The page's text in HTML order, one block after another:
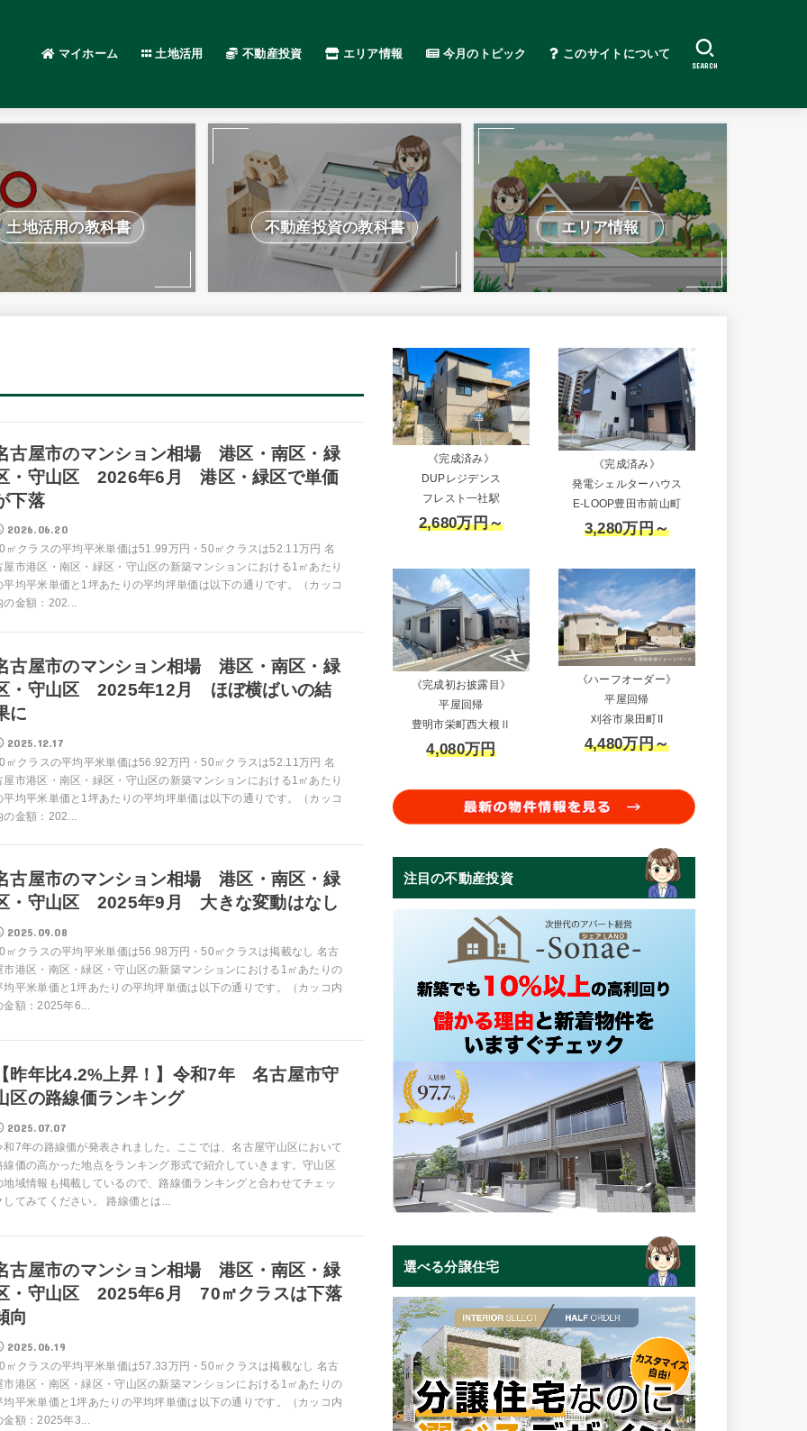
マイホーム 土地活用 不動産投資 エリア情報 今月のトピック このサイトについて
SEARCH
土地活用の教科書 不動産投資の教科書 エリア情報
古屋市のマンション相場 港区・南区・緑
・守山区 2026年6月 港区・緑区で単価
下落
2026.06.20
㎡クラスの平均平米単価は51.99万円・50㎡クラスは52.11万円 名
屋市港区・南区・緑区・守山区の新築マンションにおける1㎡あたり
平均平米単価と1坪あたりの平均坪単価は以下の通りです。（カッコ
の金額：202...
古屋市のマンション相場 港区・南区・緑
・守山区 2025年12月 ほぼ横ばいの結
に
2025.12.17
㎡クラスの平均平米単価は56.92万円・50㎡クラスは52.11万円 名
屋市港区・南区・緑区・守山区の新築マンションにおける1㎡あたり
平均平米単価と1坪あたりの平均坪単価は以下の通りです。（カッコ
の金額：202...
古屋市のマンション相場 港区・南区・緑
・守山区 2025年9月 大きな変動はなし
2025.09.08
㎡クラスの平均平米単価は56.98万円・50㎡クラスは掲載なし 名古
市港区・南区・緑区・守山区の新築マンションにおける1㎡あたりの
均平米単価と1坪あたりの平均坪単価は以下の通りです。（カッコ内
金額：2025年6...
昨年比4.2%上昇！】令和7年 名古屋市守
区の路線価ランキング
2025.07.07
和7年の路線価が発表されました。ここでは、名古屋守山区において
線価の高かった地点をランキング形式で紹介していきます。守山区
地域情報も掲載しているので、路線価ランキングと合わせてチェッ
してみてください。 路線価とは...
古屋市のマンション相場 港区・南区・緑
・守山区 2025年6月 70㎡クラスは下落
向
2025.06.19
㎡クラスの平均平米単価は57.33万円・50㎡クラスは掲載なし 名古
市港区・南区・緑区・守山区の新築マンションにおける1㎡あたりの
均平米単価と1坪あたりの平均坪単価は以下の通りです。（カッコ内
金額：2025年3...
《完成済み》
DUPレジデンス
フレスト一社駅
2,680万円～
《完成済み》
発電シェルターハウス
E-LOOP豊田市前山町
3,280万円～
《完成初お披露目》
平屋回帰
豊明市栄町西大根Ⅱ
4,080万円
《ハーフオーダー》
平屋回帰
刈谷市泉田町II
4,480万円～
注目の不動産投資
選べる分譲住宅